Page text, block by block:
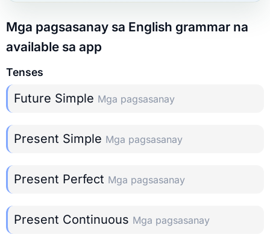
Mga pagsasanay sa English grammar na
available sa app
Tenses
Future Simple Mga pagsasanay
Present Simple Mga pagsasanay
Present Perfect Mga pagsasanay
Present Continuous Mga pagsasanay